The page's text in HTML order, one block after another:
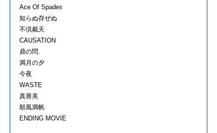
Ace Of Spades
知らぬ存ぜぬ
不倶戴天
CAUSATION
鼎の問.
満月の夕
今夜
WASTE
真善美
順風満帆
ENDING MOVIE